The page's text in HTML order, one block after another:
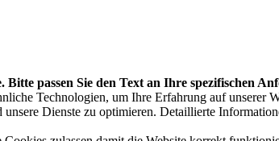
Bitte passen Sie den Text an Ihre spezifischen
Technologien, um Ihre Erfahrung auf unserer
Dienste zu optimieren. Detaillierte